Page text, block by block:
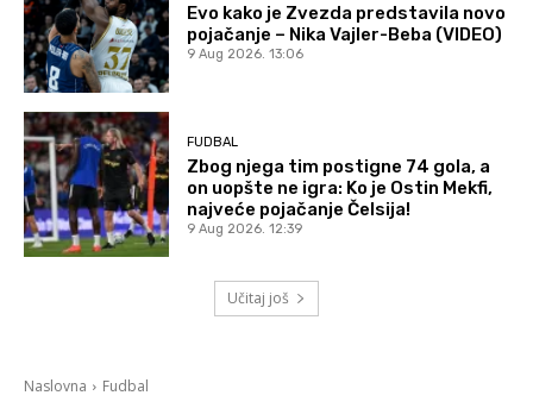
Evo kako je Zvezda predstavila novo
pojačanje – Nika Vajler-Beba (VIDEO)
9 Aug 2026. 13:06
FUDBAL
Zbog njega tim postigne 74 gola, a
on uopšte ne igra: Ko je Ostin Mekfi,
najveće pojačanje Čelsija!
9 Aug 2026. 12:39
Učitaj još